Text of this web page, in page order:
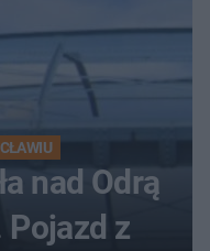
nad Odrą
Pojazd z